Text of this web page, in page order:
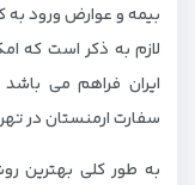
بیمه و عوارض ورود به
لازم به ذکر است که
ایران فراهم می
سفارت ارمنستان در
به طور کلی بهترین